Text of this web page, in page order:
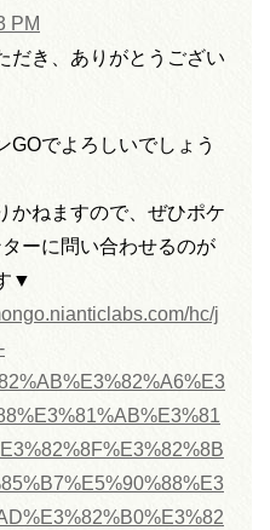
PM
だき、ありがとうござい
GOでよろしいでしょう
かねますので、ぜひポケ
ーに問い合わせるのが
▼
hc/j